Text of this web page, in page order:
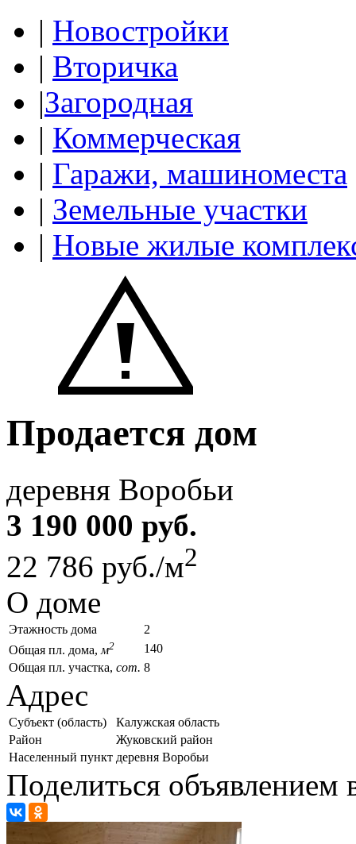
| Новостройки
| Вторичка
|Загородная
| Коммерческая
| Гаражи, машиноместа
| Земельные участки
| Новые жилые
Продается дом
деревня Воробьи
3 190 000 руб.
22 786 руб./м2
О доме
Этажность дома
2
Общая пл. дома, м2
140
Общая пл. участка, сот. 8
Адрес
Субъект (область)
Калужская область
Район
Жуковский район
Населенный пункт деревня Воробьи
Поделиться объявлением